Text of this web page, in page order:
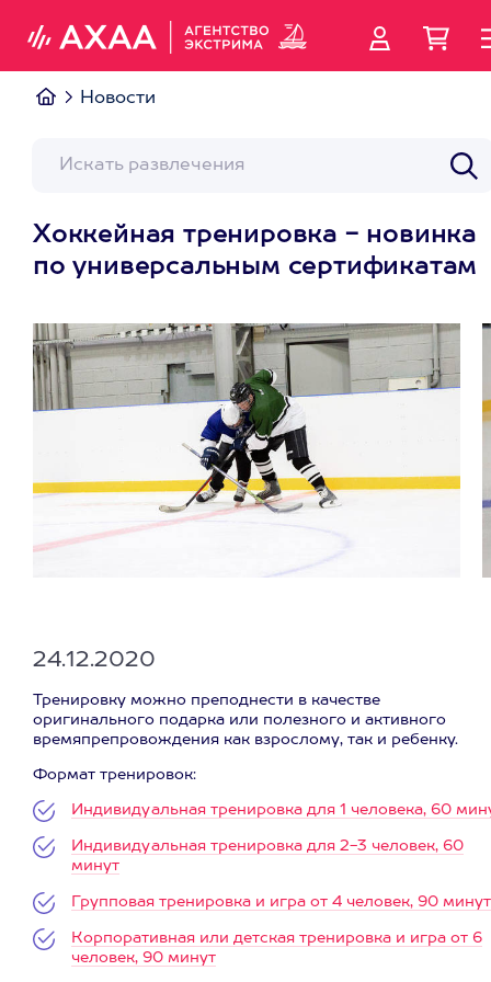
Новости
Хоккейная тренировка - новинка
по универсальным сертификатам
24.12.2020
Тренировку можно преподнести в качестве
оригинального подарка или полезного и активного
времяпрепровождения как взрослому, так и ребенку.
Формат тренировок:
Индивидуальная тренировка для 1 человека, 60
Индивидуальная тренировка для 2-3 человек, 60
минут
Групповая тренировка и игра от 4 человек, 90 минут
Корпоративная или детская тренировка и игра от 6
человек, 90 минут